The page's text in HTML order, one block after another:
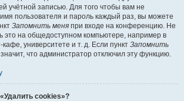
учётной записью. Для того чтобы вам не
пользователя и пароль каждый раз, вы можете
Запомнить меня при входе на конференцию. Не
это на общедоступном компьютере, например в
университете и т. д. Если пункт Запомнить
значит, что администратор отключил эту функцию.
cookies»?